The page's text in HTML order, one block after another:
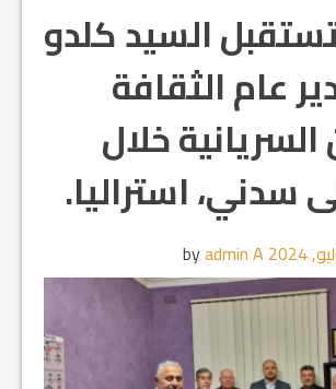
السيد كلدو
عام الثقافة
خلال
سدني، استراليا.
admin A